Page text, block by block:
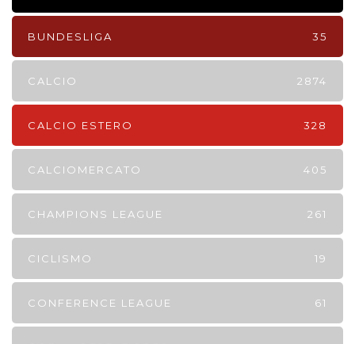
BUNDESLIGA 35
CALCIO 2874
CALCIO ESTERO 328
CALCIOMERCATO 405
CHAMPIONS LEAGUE 261
CICLISMO 19
CONFERENCE LEAGUE 61